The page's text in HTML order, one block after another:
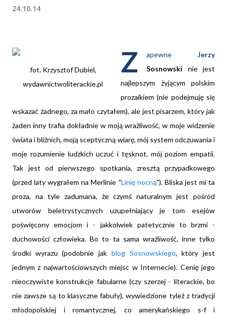
24.10.14
fot. Krzysztof Dubiel,
wydawnictwoliterackie.pl
Z apewne Jerzy
Sosnowski nie jest
najlepszym żyjącym polskim
prozaikiem (nie podejmuję się
wskazać żadnego, za mało czytałem), ale jest pisarzem, który jak
żaden inny trafia dokładnie w moją wrażliwość, w moje widzenie
świata i bliźnich, moją sceptyczną wiarę, mój system odczuwania i
moje rozumienie ludzkich uczuć i tęsknot, mój poziom empatii.
Tak jest od pierwszego spotkania, zresztą przypadkowego
(przed laty wygrałem na Merlinie "Linię nocną"). Bliska jest mi ta
proza, na tyle zadumana, że czymś naturalnym jest pośród
utworów beletrystycznych uzupełniający je tom esejów
poświęcony emocjom i - jakkolwiek patetycznie to brzmi -
duchowości człowieka. Bo to ta sama wrażliwość, inne tylko
środki wyrazu (podobnie jak blog Sosnowskiego, który jest
jednym z najwartościowszych miejsc w Internecie). Cenię jego
nieoczywiste konstrukcje fabularne (czy szerzej - literackie, bo
nie zawsze są to klasyczne fabuły), wywiedzione tyleż z tradycji
młodopolskiej i romantycznej, co amerykańskiego s-f i